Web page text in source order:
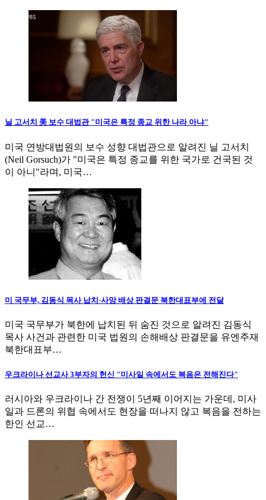
닐 고서치 美 보수 대법관 "미국은 특정 종교 위한 나라 아냐"
미국 연방대법원의 보수 성향 대법관으로 알려진 닐 고서치
(Neil Gorsuch)가 "미국은 특정 종교를 위한 국가로 건국된 것
이 아니"라며, 미국…
미 국무부, 김동식 목사 납치·사망 배상 판결문 북한대표부에 전달
미국 국무부가 북한에 납치된 뒤 숨진 것으로 알려진 김동식
목사 사건과 관련한 미국 법원의 손해배상 판결문을 유엔주재
북한대표부…
우크라이나 선교사 3부자의 헌신 "미사일 속에서도 복음은 전해진다"
러시아와 우크라이나 간 전쟁이 5년째 이어지는 가운데, 미사
일과 드론의 위협 속에서도 현장을 떠나지 않고 복음을 전하는
한인 선교…